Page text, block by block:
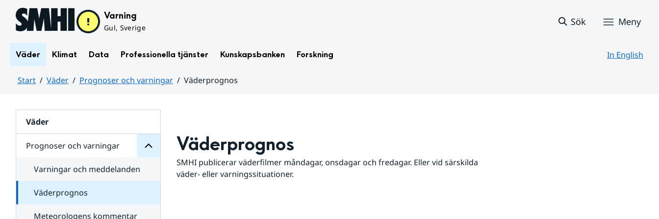
Hoppa till sidans innehåll Varning
Gul, Sverige
Sök Meny
Väder Klimat Data Professionella tjänster Kunskapsbanken Forskning In English
Start Väder Prognoser och varningar
Väderprognos
Väder
Prognoser och varningar
för
varningar
Varningar och meddelanden
Väderprognos
Meteorologens kommentar
Väderprognos
SMHI publicerar väderfilmer måndagar, onsdagar och fredagar. Eller vid särskilda
väder- eller varningssituationer.